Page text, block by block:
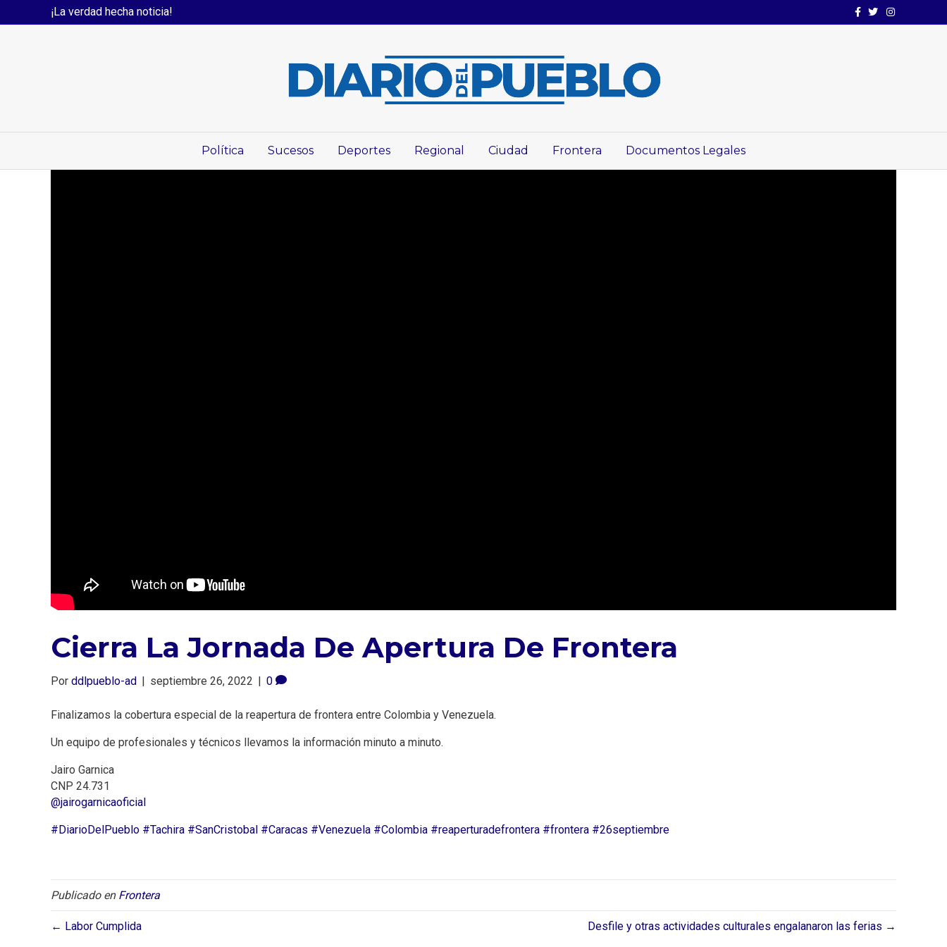
¡La verdad hecha noticia! Facebook
TwitterInstagram
Política Sucesos Deportes Regional Ciudad Frontera Documentos Legales
Cierra La Jornada De Apertura De Frontera
Por ddlpueblo-ad | septiembre 26, 2022 | 0
Finalizamos la cobertura especial de la reapertura de frontera entre Colombia y Venezuela.
Un equipo de profesionales y técnicos llevamos la información minuto a minuto.
Jairo Garnica
CNP 24.731
@jairogarnicaoficial
#DiarioDelPueblo #Tachira #SanCristobal #Caracas #Venezuela #Colombia #reaperturadefrontera #frontera #26septiembre
Publicado en Frontera
← Labor Cumplida Desfile y otras actividades culturales engalanaron las ferias →